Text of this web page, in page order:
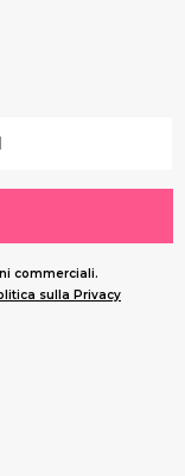
commerciali.
sulla Privacy